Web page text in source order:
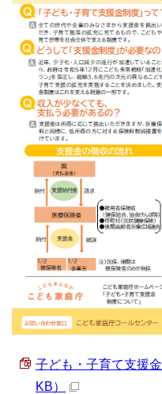
子ども・子育て支援
KB）